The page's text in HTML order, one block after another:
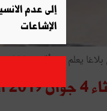
يعلم فيه أنّه ضمانا
إلى عدم
الإشاعات